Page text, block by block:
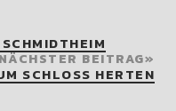
BEITRAG
SCHLOSS HERTEN